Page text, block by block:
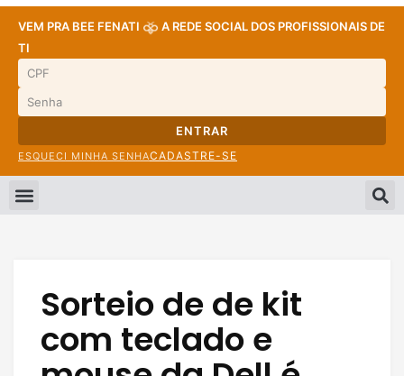
VEM PRA BEE FENATI
A REDE SOCIAL DOS PROFISSIONAIS DE
TI
ENTRAR
ESQUECI MINHA SENHACADASTRE-SE
Sorteio de de kit
com teclado e